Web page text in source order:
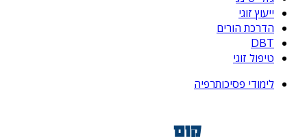
ייעוץ זוגי
הדרכת הורים
DBT
טיפול זוגי
לימודי פסיכותרפיה